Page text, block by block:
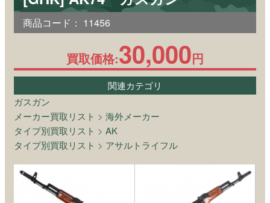
商品コード： 11456
買取価格:30,000円
関連カテゴリ
ガスガン
メーカー買取リスト > 海外メーカー
タイプ別買取リスト > AK
タイプ別買取リスト > アサルトライフル